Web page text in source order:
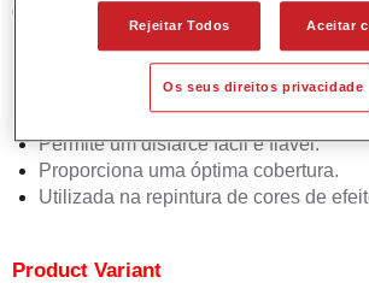
Características do produto
Simples e rápido de aplicar.
Oferece uma precisão de cor
orientação de efeito.
Promove tempos de processo curtos.
Permite um disfarce fácil e fiável.
Proporciona uma óptima cobertura.
Utilizada na repintura de cores de
Product Variant
Rejeitar Todos Aceitar
Os seus direitos privacidade